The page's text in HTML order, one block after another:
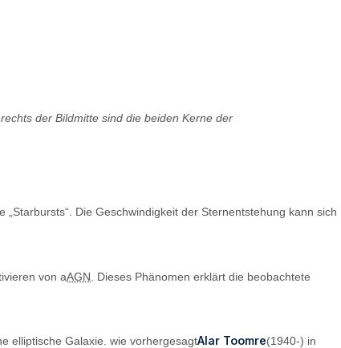
der Bildmitte sind die beiden Kerne der
Die Geschwindigkeit der Sternentstehung kann sich
von aAGN . Dieses Phänomen erklärt die beobachtete
elliptische Galaxie. wie vorhergesagtAlar Toomre(1940-) in